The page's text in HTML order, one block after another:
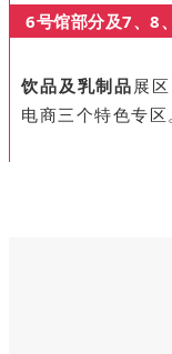
6号馆部分及7、8
饮品及乳制品 展
电商三个特色专区